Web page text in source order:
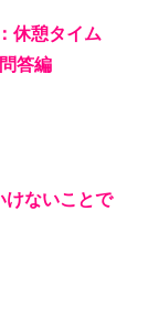
休憩タイム
答編
けないことで